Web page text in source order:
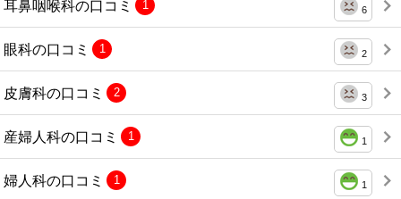
耳鼻咽喉科の口コミ 6
1
眼科の口コミ 2
1
皮膚科の口コミ 3
2
産婦人科の口コミ 1
1
婦人科の口コミ 1
1